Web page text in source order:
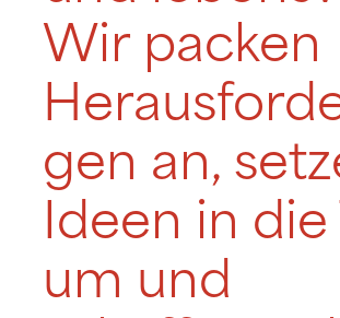
Wir packen
gen an,
Ideen in die
um und